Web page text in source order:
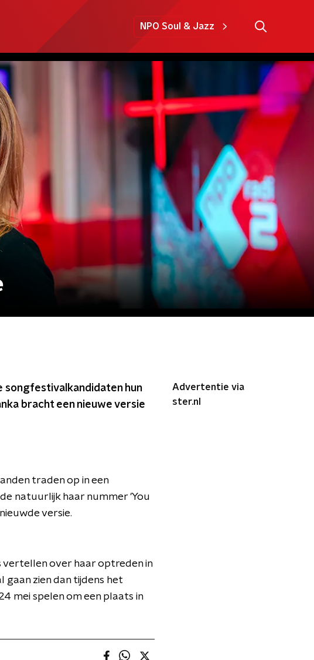
NPO Soul & Jazz
songfestivalkandidaten hun
bracht een nieuwe versie
traden op in een
natuurlijk haar nummer 'You
versie.
vertellen over haar optreden in
gaan zien dan tijdens het
mei spelen om een plaats in
Advertentie via
ster.nl